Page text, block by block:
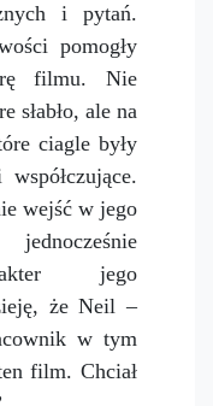
i pytań.
pomogły
filmu. Nie
słabło, ale na
ciagle były
wejść w jego
jego
że Neil –
w tym
film. Chciał